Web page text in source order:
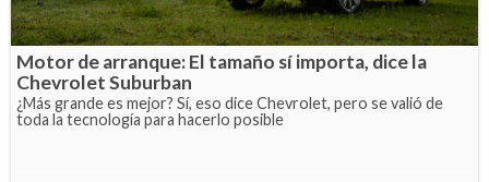
Motor de arranque: El tamaño sí importa, dice la
Chevrolet Suburban
¿Más grande es mejor? Sí, eso dice Chevrolet, pero se valió de
toda la tecnología para hacerlo posible